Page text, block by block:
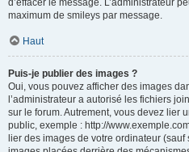
d’effacer le message. L’administrateur
maximum de smileys par message.
Haut
Puis-je publier des images ?
Oui, vous pouvez afficher des images
l’administrateur a autorisé les fichiers
sur le forum. Autrement, vous devez lier
public, exemple : http://
lier des images de votre ordinateur